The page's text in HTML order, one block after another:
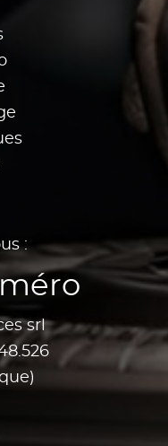
:
srl